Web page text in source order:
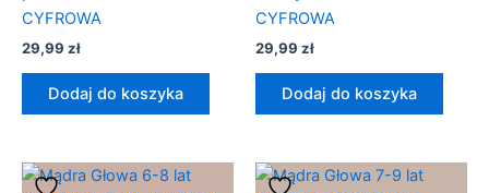
CYFROWA
29,99 zł
Dodaj do koszyka
CYFROWA
29,99 zł
Dodaj do koszyka